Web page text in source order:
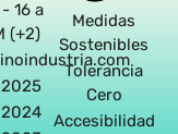
16 a
(+2)
Medidas
Sostenibles
Tolerancia
Cero
Accesibilidad